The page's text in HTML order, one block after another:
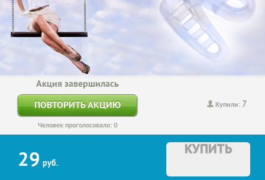
Купили: 7
Акция завершилась
ПОВТОРИТЬ АКЦИЮ
Человек проголосовало: 0
29 руб.
КУПИТЬ